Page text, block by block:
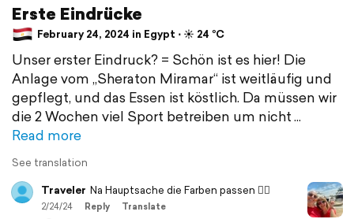
Erste Eindrücke
February 24, 2024 in Egypt ⋅ ☀️ 24 °C
Unser erster Eindruck? = Schön ist es hier! Die
Anlage vom „Sheraton Miramar“ ist weitläufig und
gepflegt, und das Essen ist köstlich. Da müssen wir
die 2 Wochen viel Sport betreiben um nicht
Read more
See translation
Traveler Na Hauptsache die Farben passen 👌🏻
2/24/24 Reply Translate